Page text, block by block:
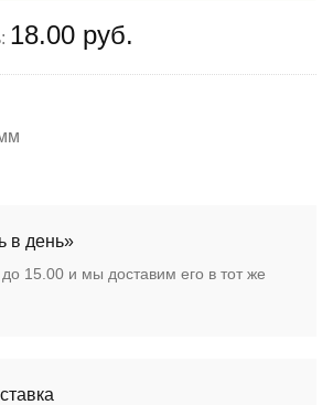
18.00 руб.
в день»
15.00 и мы доставим его в тот же